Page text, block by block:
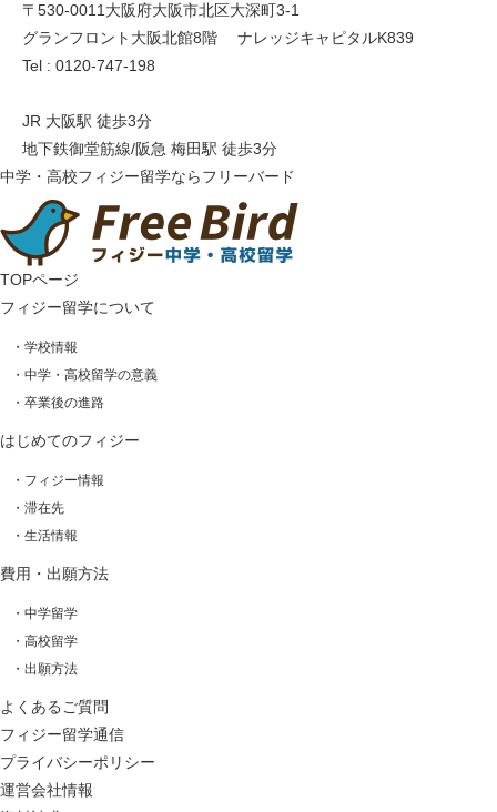
〒530-0011 大阪府大阪市北区大深町3-1
グランフロント大阪北館8階 ナレッジキャピタルK839
Tel : 0120-747-198
JR 大阪駅 徒歩3分
地下鉄御堂筋線/阪急 梅田駅 徒歩3分
中学・高校フィジー留学ならフリーバード
TOPページ
フィジー留学について
・学校情報
・中学・高校留学の意義
・卒業後の進路
はじめてのフィジー
・フィジー情報
・滞在先
・生活情報
費用・出願方法
・中学留学
・高校留学
・出願方法
よくあるご質問
フィジー留学通信
プライバシーポリシー
運営会社情報